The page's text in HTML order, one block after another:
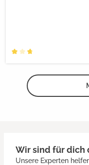
Wir sind für dich
Unsere Experten